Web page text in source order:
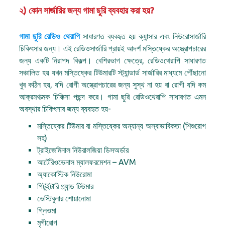
২) কোন সার্জারির জন্য গামা ছুরি ব্যবহার করা হয়?
গামা ছুরি রেডিও থেরাপিসাধারণত ব্যবহৃত হয় ক্যান্সার এবং নিউরোসার্জারি
চিকিৎসার জন্য। এই রেডিওসার্জারি প্রায়ই আদর্শ মস্তিষ্কের অস্ত্রোপচারের
জন্য একটি নিরাপদ বিকল্প। বেশিরভাগ ক্ষেত্রে, রেডিওথেরাপি সাধারণত
সঞ্চালিত হয় যখন মস্তিষ্কের টিউমারটি স্ট্যান্ডার্ড সার্জারির মাধ্যমে পৌঁছানো
খুব কঠিন হয়, যদি রোগী অস্ত্রোপচারের জন্য সুস্থ না হয় বা রোগী যদি কম
আক্রমণাত্মক চিকিত্সা পছন্দ করে। গামা ছুরি রেডিওথেরাপি সাধারণত এমন
অবস্থার চিকিৎসার জন্য ব্যবহৃত হয়-
মস্তিষ্কের টিউমার বা মস্তিষ্কের অন্যান্য অস্বাভাবিকতা (শিশুরোগ
সহ)
ট্রাইজেমিনাল নিউরালজিয়া ডিসঅর্ডার
আর্টেরিওভেনাস ম্যালফরমেশন – AVM
অ্যাকোস্টিক নিউরোমা
পিটুইটারি গ্ল্যান্ড টিউমার
ভেস্টিবুলার শোয়ানোমা
গ্লিওমা
মৃগীরোগ